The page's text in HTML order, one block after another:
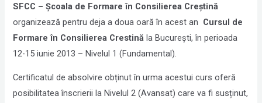
SFCC – Școala de Formare în Consilierea Creștină
organizează pentru deja a doua oară în acest an Cursul de
Formare în Consilierea Crestinăla București, în perioada
12-15 iunie 2013 – Nivelul 1 (Fundamental).
Certificatul de absolvire obținut în urma acestui curs oferă
posibilitatea înscrierii la Nivelul 2 (Avansat) care va fi susținut,